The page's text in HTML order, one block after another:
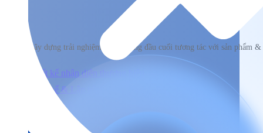
Xây dựng
Xây dựng trải nghiệm người dùng đầu cuối tương tác với sản phẩm
Thiết kế nhận diện thương hiệu
Thiết kế & Lập trình website
Xây dựng Social Media